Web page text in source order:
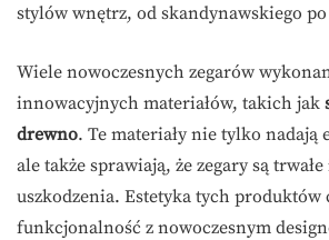
stylów wnętrz, od skandynawskiego
Wiele nowoczesnych zegarów
innowacyjnych materiałów, takich jak
drewno. Te materiały nie tylko nadają
ale także sprawiają, że zegary są
uszkodzenia. Estetyka tych produktów
funkcjonalność z nowoczesnym